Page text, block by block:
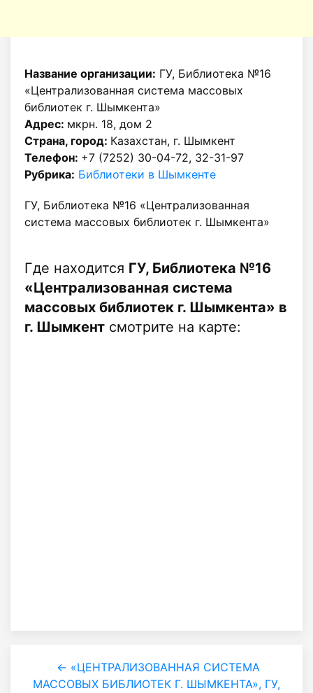
Название организации: ГУ, Библиотека №16
«Централизованная система массовых
библиотек г. Шымкента»
Адрес: мкрн. 18, дом 2
Страна, город: Казахстан, г. Шымкент
Телефон: +7 (7252) 30-04-72, 32-31-97
Рубрика: Библиотеки в Шымкенте
ГУ, Библиотека №16 «Централизованная
система массовых библиотек г. Шымкента»
Где находится ГУ, Библиотека №16
«Централизованная система
массовых библиотек г. Шымкента» в
г. Шымкент смотрите на карте:
← «ЦЕНТРАЛИЗОВАННАЯ СИСТЕМА
МАССОВЫХ БИБЛИОТЕК Г. ШЫМКЕНТА», ГУ,